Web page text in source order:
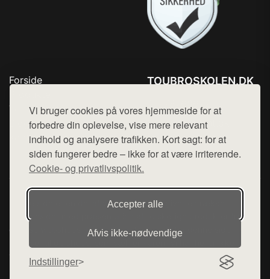
Vi bruger cookies på vores hjemmeside for at
forbedre din oplevelse, vise mere relevant
indhold og analysere trafikken. Kort sagt: for at
siden fungerer bedre – ikke for at være irriterende.
Cookie- og privatlivspolitik.
Accepter alle
Afvis ikke‑nødvendige
Indstillinger
Forside
Top Rabatter
Blog
Kontakt
TOUBROSKOLEN.DK
Mail: hej@want.dk
Cookie- og privatlivspolitik
Denne side er en del af want.dk, der udgiver en række
hjemmesider med præsentation af forskellige produkter fra
diverse webshops. Der sælges ikke varer fra denne side - vi
henviser til de shops, som sælger varen. Vi har heller ikke
varerne på lager.